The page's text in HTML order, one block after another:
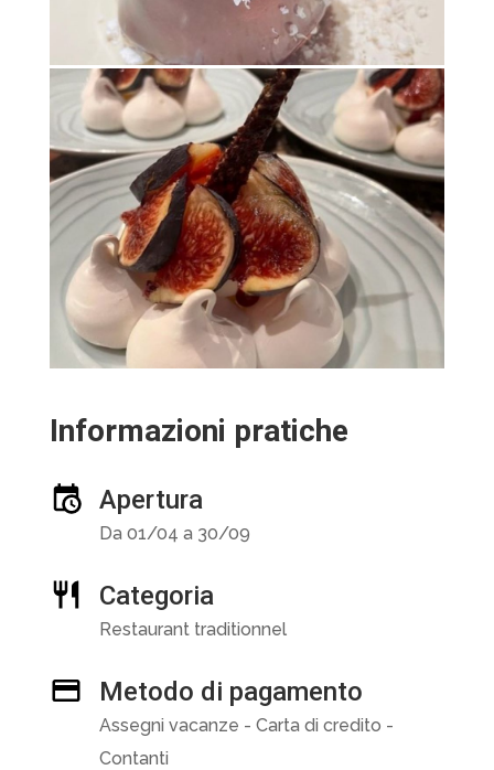
Informazioni pratiche
Apertura
Da 01/04 a 30/09
Categoria
Restaurant traditionnel
Metodo di pagamento
Assegni vacanze - Carta di credito -
Contanti